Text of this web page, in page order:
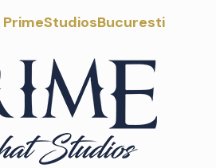
PrimeStudiosBucuresti